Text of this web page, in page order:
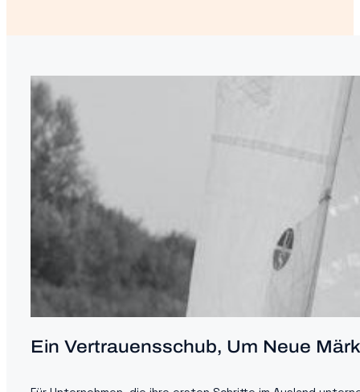
Ein Vertrauensschub, Um Neue